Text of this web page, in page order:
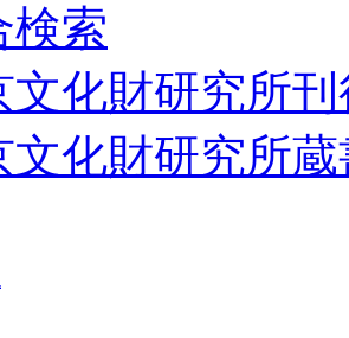
検索
文化財研究所
文化財研究所